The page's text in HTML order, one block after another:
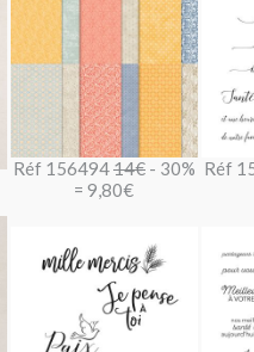
Réf 15649414€ - 30%
= 9,80€
Réf